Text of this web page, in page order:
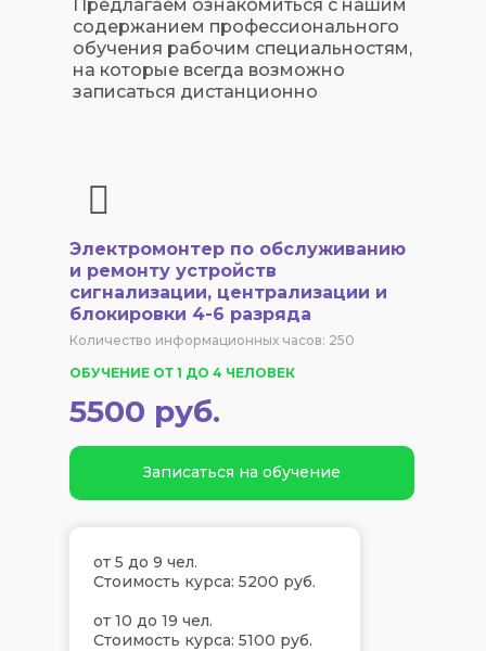
Предлагаем ознакомиться с нашим
содержанием профессионального
обучения рабочим специальностям,
на которые всегда возможно
записаться дистанционно
Электромонтер по обслуживанию
и ремонту устройств
сигнализации, централизации и
блокировки 4-6 разряда
Количество информационных часов: 250
Записаться на обучение
ОБУЧЕНИЕ ОТ 1 ДО 4 ЧЕЛОВЕК
5500 руб.
от 5 до 9 чел.
Стоимость курса: 5200 руб.
от 10 до 19 чел.
Стоимость курса: 5100 руб.